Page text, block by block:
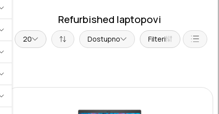
Refurbished laptopovi
20 Dostupno Filteri